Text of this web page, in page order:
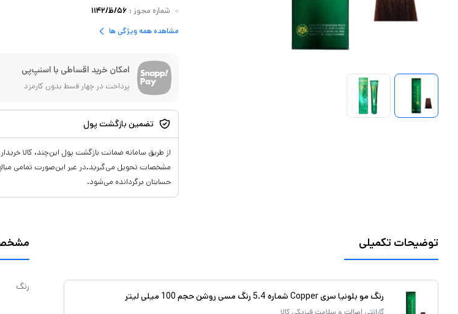
شماره مجوز : ۵۶/ظ/۱۱۴۲
مشاهده همه ویژگی ها
امکان خرید اقساطی با اسنپ‌پی
پرداخت در چهار قسط بدون کارمزد
تضمین بازگشت پول
از طریق سامانه ضمانت بازگشت پول این‌چند، کالا
مشخصات تحویل می‌گیرید.در غیر این‌صورت تمامی
حسابتان برگردانده می‌شود.
توضیحات تکمیلی
رنگ مو بلونیا سری Copper شماره 5.4 رنگ مسی روشن حجم 100 میلی لیتر
گارانتی اصالت و سلامت فیزیکی کالا
رنگ